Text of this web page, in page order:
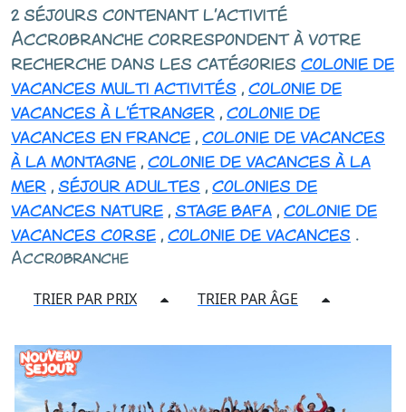
2 séjours contenant l'activité
Accrobranche correspondent à votre
recherche dans les catégories colonie de
vacances multi activités ,colonie de
vacances à l'étranger ,colonie de
vacances en france ,colonie de vacances
à la montagne ,colonie de vacances à la
mer , séjour adultes ,colonies de
vacances nature , stage bafa ,colonie de
vacances corse ,colonie de vacances .
Accrobranche
TRIER PAR PRIX TRIER PAR ÂGE